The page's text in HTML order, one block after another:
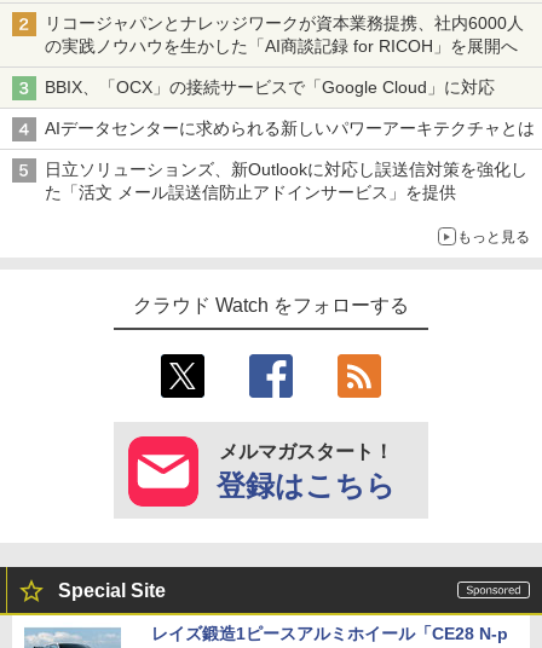
リコージャパンとナレッジワークが資本業務提携、社内6000人
の実践ノウハウを生かした「AI商談記録 for RICOH」を展開へ
BBIX、「OCX」の接続サービスで「Google Cloud」に対応
AIデータセンターに求められる新しいパワーアーキテクチャとは
日立ソリューションズ、新Outlookに対応し誤送信対策を強化し
た「活文 メール誤送信防止アドインサービス」を提供
もっと見る
クラウド Watch をフォローする
メルマガスタート！
登録はこちら
Special Site
レイズ鍛造1ピースアルミホイール「CE28 N-p